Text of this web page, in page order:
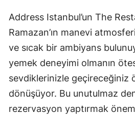
Address Istanbul’un The
Ramazan’ın manevi
ve sıcak bir ambiyans
yemek deneyimi olmanın
sevdiklerinizle geçireceğiniz
dönüşüyor. Bu unutulmaz
rezervasyon yaptırmak